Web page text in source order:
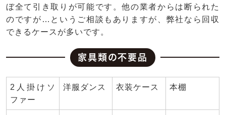
ぼ全て引き取りが可能です。他の業者からは断られた
のですが…というご相談もありますが、弊社なら回収
できるケースが多いです。
家具類の不要品
2人掛けソ
ファー
洋服ダンス 衣装ケース 本棚